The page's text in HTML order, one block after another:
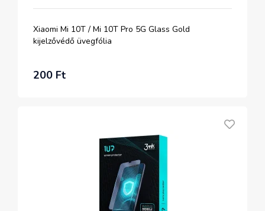
Xiaomi Mi 10T / Mi 10T Pro 5G Glass Gold
kijelzővédő üvegfólia
200 Ft